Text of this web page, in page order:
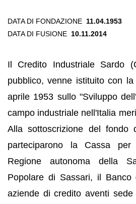
DATA DI FONDAZIONE 11.04.1953
DATA DI FUSIONE 10.11.2014
Il Credito Industriale Sardo
pubblico, venne istituito con
aprile 1953 sullo "Sviluppo
campo industriale nell'Italia
Alla sottoscrizione del fondo
parteciparono la Cassa
Regione autonoma della
Popolare di Sassari, il
aziende di credito aventi